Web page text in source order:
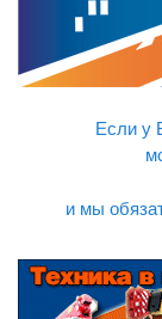
Если у
и мы